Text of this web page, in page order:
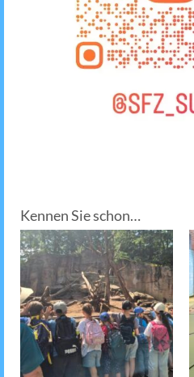
Kennen Sie schon…